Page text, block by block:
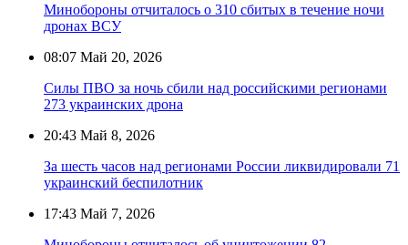
Минобороны отчиталось о 310 сбитых в течение ночи
дронах ВСУ
08:07 Май 20, 2026
Силы ПВО за ночь сбили над российскими регионами
273 украинских дрона
20:43 Май 8, 2026
За шесть часов над регионами России ликвидировали 71
украинский беспилотник
17:43 Май 7, 2026